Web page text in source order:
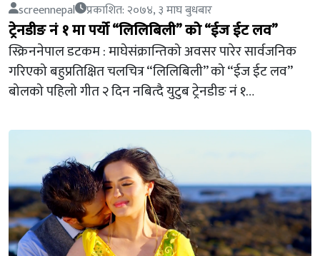
screennepal प्रकाशित: २०७४, ३ माघ बुधबार
ट्रेनडीङ नं १ मा पर्यो “लिलिबिली” को “ईज ईट लव”
स्क्रिननेपाल डटकम : माघेसंक्रान्तिको अवसर पारेर सार्वजनिक
गरिएको बहुप्रतिक्षित चलचित्र “लिलिबिली” को “ईज ईट लव”
बोलको पहिलो गीत २ दिन नबित्दै युटुब ट्रेनडीङ नं १…